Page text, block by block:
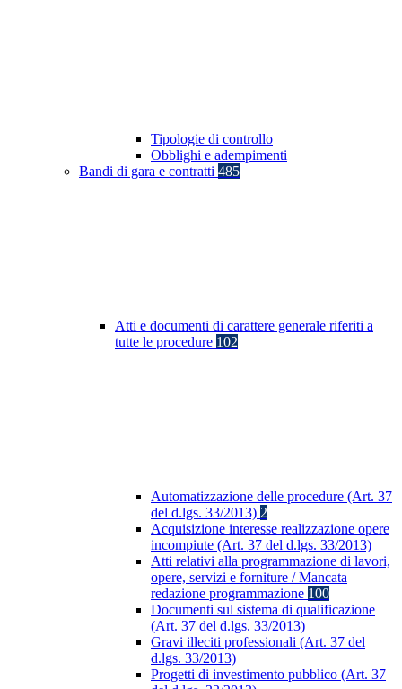
Tipologie di controllo
Obblighi e adempimenti
Bandi di gara e contratti 485
Atti e documenti di carattere generale riferiti a
tutte le procedure 102
Automatizzazione delle procedure (Art. 37
del d.lgs. 33/2013) 2
Acquisizione interesse realizzazione opere
incompiute (Art. 37 del d.lgs. 33/2013)
Atti relativi alla programmazione di lavori,
opere, servizi e forniture / Mancata
redazione programmazione 100
Documenti sul sistema di qualificazione
(Art. 37 del d.lgs. 33/2013)
Gravi illeciti professionali (Art. 37 del
d.lgs. 33/2013)
Progetti di investimento pubblico (Art. 37